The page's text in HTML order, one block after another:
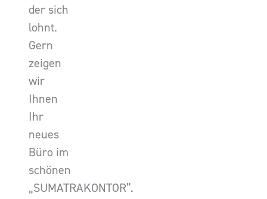
der sich
lohnt.
Gern
zeigen
wir
Ihnen
Ihr
neues
Büro im
schönen
„SUMATRAKONTOR”.